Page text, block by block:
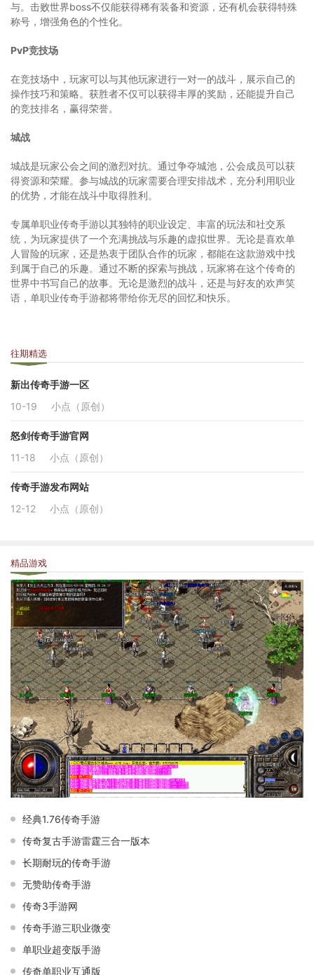
与。击败世界boss不仅能获得稀有装备和资源，还有机会获得特殊
称号，增强角色的个性化。
PvP竞技场
在竞技场中，玩家可以与其他玩家进行一对一的战斗，展示自己的
操作技巧和策略。获胜者不仅可以获得丰厚的奖励，还能提升自己
的竞技排名，赢得荣誉。
城战
城战是玩家公会之间的激烈对抗。通过争夺城池，公会成员可以获
得资源和荣耀。参与城战的玩家需要合理安排战术，充分利用职业
的优势，才能在战斗中取得胜利。
专属单职业传奇手游以其独特的职业设定、丰富的玩法和社交系
统，为玩家提供了一个充满挑战与乐趣的虚拟世界。无论是喜欢单
人冒险的玩家，还是热衷于团队合作的玩家，都能在这款游戏中找
到属于自己的乐趣。通过不断的探索与挑战，玩家将在这个传奇的
世界中书写自己的故事。无论是激烈的战斗，还是与好友的欢声笑
语，单职业传奇手游都将带给你无尽的回忆和快乐。
往期精选
新出传奇手游一区
10-19
小点（原创）
怒剑传奇手游官网
11-18
小点（原创）
传奇手游发布网站
12-12
小点（原创）
精品游戏
经典1.76传奇手游
传奇复古手游雷霆三合一版本
长期耐玩的传奇手游
无赞助传奇手游
传奇3手游网
传奇手游三职业微变
单职业超变版手游
传奇单职业互通版